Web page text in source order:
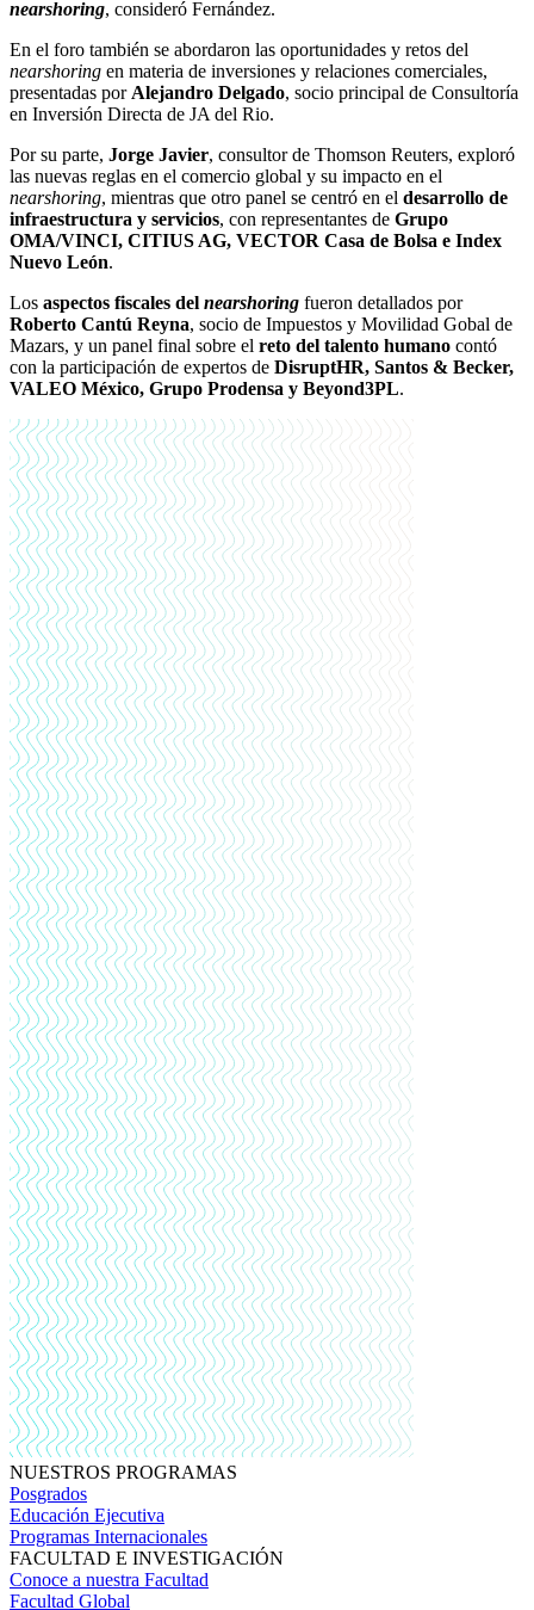
nearshoring, consideró Fernández.
En el foro también se abordaron las oportunidades y retos del
nearshoring en materia de inversiones y relaciones comerciales,
presentadas porAlejandro Delgado, socio principal de Consultoría
en Inversión Directa de JA del Rio.
Por su parte, Jorge Javier, consultor de Thomson Reuters, exploró
las nuevas reglas en el comercio global y su impacto en el
nearshoring, mientras que otro panel se centró en el desarrollo de
infraestructura y servicios, con representantes de Grupo
OMA/VINCI, CITIUS AG, VECTOR Casa de Bolsa e Index
Nuevo León.
Los aspectos fiscales del nearshoring fueron detallados por
Roberto Cantú Reyna, socio de Impuestos y Movilidad Gobal de
Mazars, y un panel final sobre el reto del talento humano contó
con la participación de expertos de DisruptHR, Santos & Becker,
VALEO México, Grupo Prodensa y Beyond3PL.
NUESTROS PROGRAMAS
Posgrados
Educación Ejecutiva
Programas Internacionales
FACULTAD E INVESTIGACIÓN
Conoce a nuestra Facultad
Facultad Global